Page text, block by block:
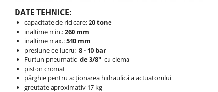
DATE TEHNICE:
capacitate de ridicare:20 tone
inaltime min.:260 mm
inaltime max.:510 mm
presiune de lucru: 8 - 10 bar
Furtun pneumatic de 3/8" cu clema
piston cromat
pârghie pentru acţionarea hidraulică a actuatorului
greutate aproximativ 17 kg